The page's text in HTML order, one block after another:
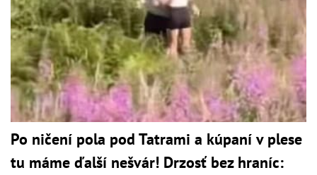
Po ničení pola pod Tatrami a kúpaní v plese
tu máme ďalší nešvár! Drzosť bez hraníc: